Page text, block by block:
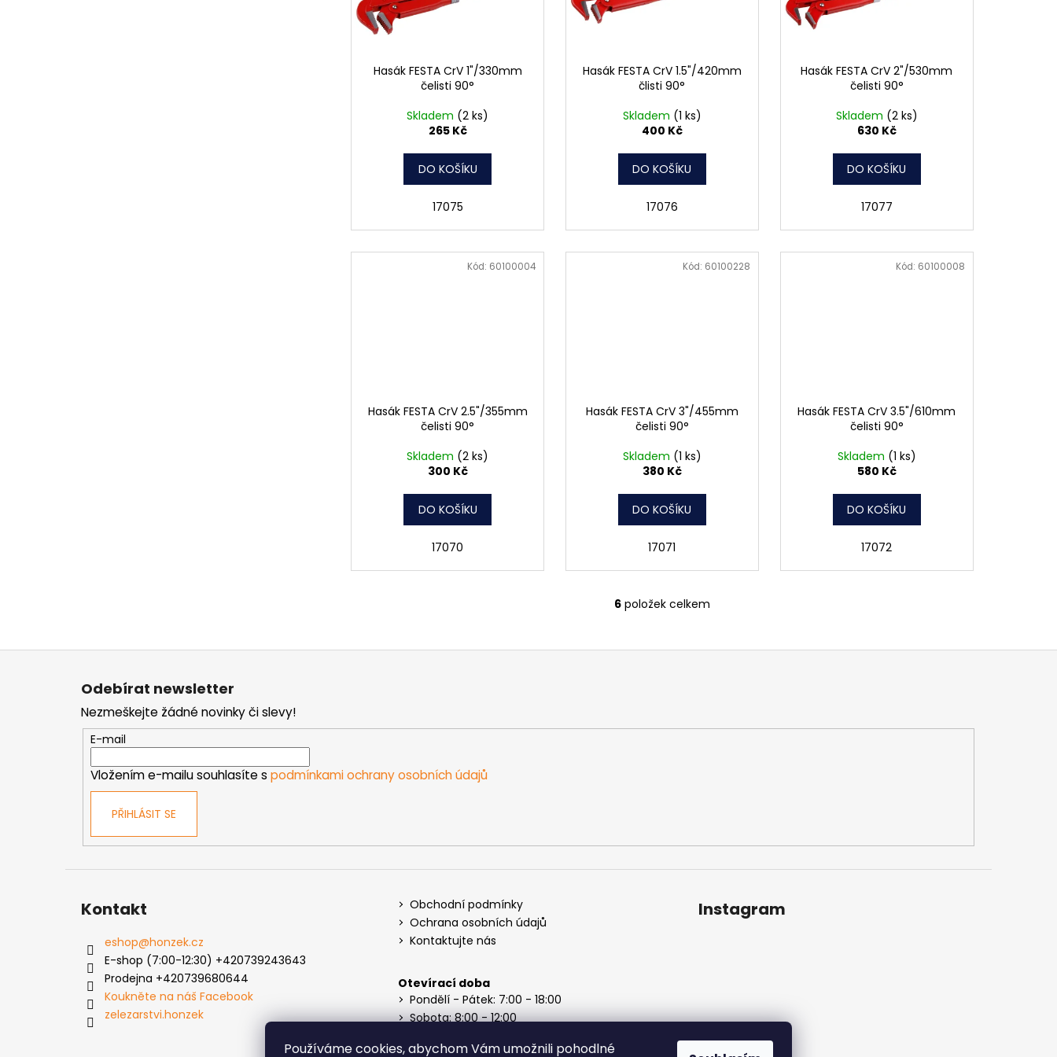
Používáme cookies, abychom Vám umožnili pohodlné
d
p
Hasák FESTA CrV 1"/330mm
čelisti 90°
Skladem (2 ks)
265 Kč
DO KOŠÍKU
17075
Hasák FESTA CrV 1.5"/420mm
člisti 90°
Skladem (1 ks)
400 Kč
DO KOŠÍKU
17076
Hasák FESTA CrV 2"/530mm
čelisti 90°
Skladem (2 ks)
630 Kč
DO KOŠÍKU
17077
Hasák FESTA CrV 2.5"/355mm
čelisti 90°
Skladem (2 ks)
300 Kč
DO KOŠÍKU
17070
Kód: 60100004
Hasák FESTA CrV 3"/455mm
čelisti 90°
Skladem (1 ks)
380 Kč
DO KOŠÍKU
17071
Kód: 60100228
Hasák FESTA CrV 3.5"/610mm
čelisti 90°
Skladem (1 ks)
580 Kč
DO KOŠÍKU
17072
Kód: 60100008
O
l
í
ý
p
6 položek celkem
Z
Odebírat newsletter
Nezmeškejte žádné novinky či slevy!
E-mail
Vložením e-mailu souhlasíte s podmínkami ochrany osobních údajů
PŘIHLÁSIT SE
Kontakt
eshop@honzek.cz
E-shop (7:00-12:30) +420739243643
Prodejna +420739680644
Koukněte na náš Facebook
zelezarstvi.honzek
Obchodní podmínky
Ochrana osobních údajů
Kontaktujte nás
Otevírací doba
Pondělí - Pátek: 7:00 - 18:00
Sobota: 8:00 - 12:00
Instagram